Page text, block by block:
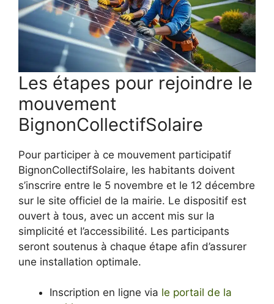
Les étapes pour rejoindre le
mouvement
BignonCollectifSolaire
Pour participer à ce mouvement participatif
BignonCollectifSolaire, les habitants doivent
s’inscrire entre le 5 novembre et le 12 décembre
sur le site officiel de la mairie. Le dispositif est
ouvert à tous, avec un accent mis sur la
simplicité et l’accessibilité. Les participants
seront soutenus à chaque étape afin d’assurer
une installation optimale.
Inscription en ligne via le portail de la